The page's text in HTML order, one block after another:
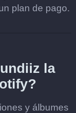
plan de pago.
la
y álbumes